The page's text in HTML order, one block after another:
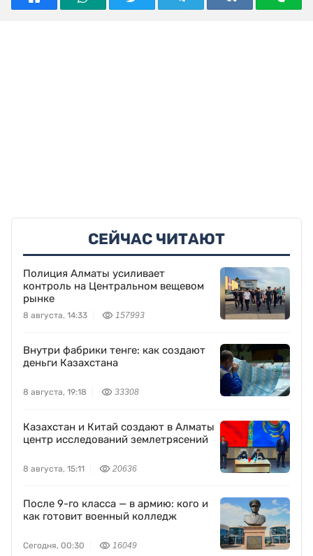
СЕЙЧАС ЧИТАЮТ
Полиция Алматы усиливает
контроль на Центральном вещевом
рынке
8 августа, 14:33 157993
Внутри фабрики тенге: как создают
деньги Казахстана
8 августа, 19:18 33308
Казахстан и Китай создают в Алматы
центр исследований землетрясений
8 августа, 15:11 20636
После 9-го класса — в армию: кого и
как готовит военный колледж
Сегодня, 00:30 16049